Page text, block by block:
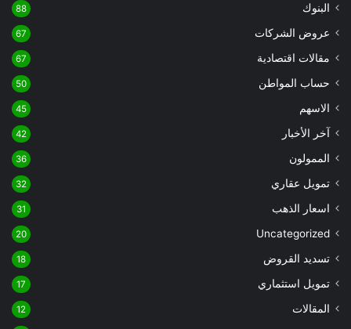
البنوك 88
عروض الشركات 67
مقالات اقتصادية 67
حساب المواطن 50
الاسهم 45
آخر الأخبار 42
الممولون 36
تمويل عقاري 32
اسعار الذهب 31
Uncategorized
20
تسديد القروض 18
تمويل استثماري 17
المقالات 12